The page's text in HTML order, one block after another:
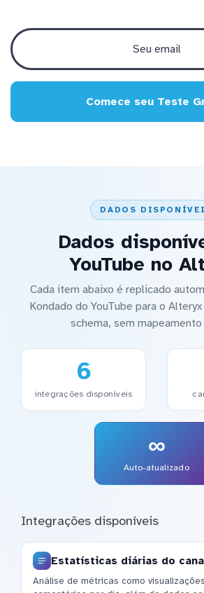
Comece seu Teste
DADOS
Dados
YouTube no
Cada item abaixo é replicado
Kondado do YouTube para o
schema, sem mapeamento
6
integrações disponíveis
∞
Auto-atualizado
Integrações disponíveis
Estatísticas diárias do
Análise de métricas como